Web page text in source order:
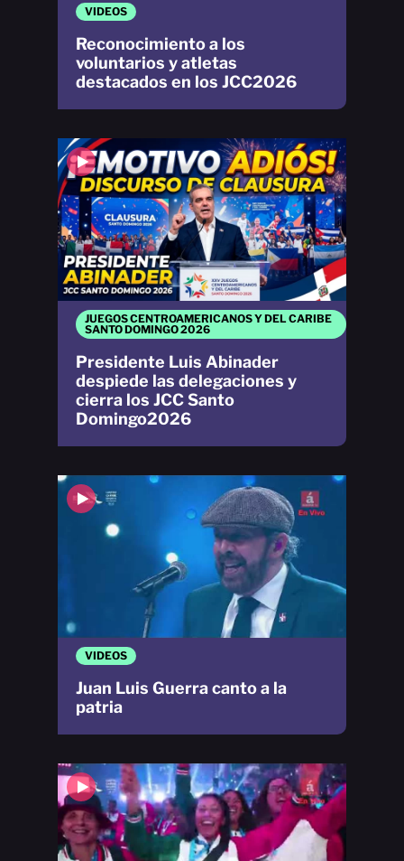
VIDEOS
Reconocimiento a los
voluntarios y atletas
destacados en los JCC2026
VIDEOS
Juan Luis Guerra canto a la
patria
JUEGOS CENTROAMERICANOS Y DEL CARIBE
SANTO DOMINGO 2026
Presidente Luis Abinader
despiede las delegaciones y
cierra los JCC Santo
Domingo2026